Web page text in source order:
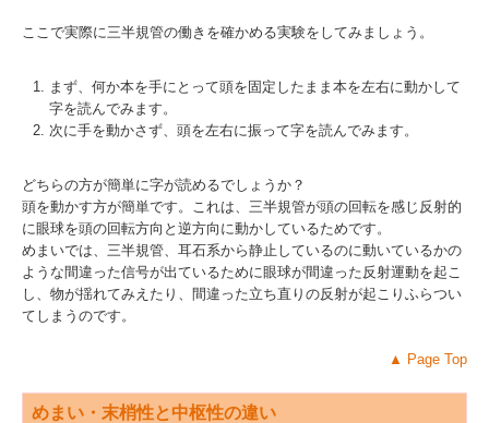
ここで実際に三半規管の働きを確かめる実験をしてみましょう。
まず、何か本を手にとって頭を固定したまま本を左右に動かして
字を読んでみます。
次に手を動かさず、頭を左右に振って字を読んでみます。
どちらの方が簡単に字が読めるでしょうか？
頭を動かす方が簡単です。これは、三半規管が頭の回転を感じ反射的
に眼球を頭の回転方向と逆方向に動かしているためです。
めまいでは、三半規管、耳石系から静止しているのに動いているかの
ような間違った信号が出ているために眼球が間違った反射運動を起こ
し、物が揺れてみえたり、間違った立ち直りの反射が起こりふらつい
てしまうのです。
▲ Page Top
めまい・末梢性と中枢性の違い